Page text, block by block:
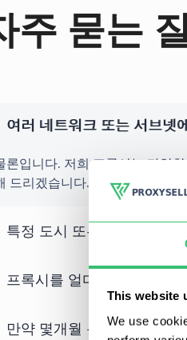
This website
We use
주 묻는
여러 네트워크 또는 서브넷
론입니다. 저희 프록시는 다양
드리겠습니다.
특정 도시 또는 주/지역을
프록시를 얼마나 자주 업데
만약 몇개월 분을 한번에